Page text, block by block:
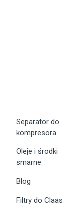
Separator do
kompresora
Oleje i środki
smarne
Blog
Filtry do Claas